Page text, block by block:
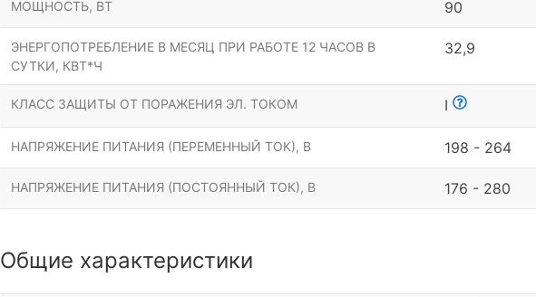
МОЩНОСТЬ, ВТ 90
ЭНЕРГОПОТРЕБЛЕНИЕ В МЕСЯЦ ПРИ РАБОТЕ 12 ЧАСОВ В
СУТКИ, КВТ*Ч
32,9
КЛАСС ЗАЩИТЫ ОТ ПОРАЖЕНИЯ ЭЛ. ТОКОМ I
НАПРЯЖЕНИЕ ПИТАНИЯ (ПЕРЕМЕННЫЙ ТОК), В 198 - 264
НАПРЯЖЕНИЕ ПИТАНИЯ (ПОСТОЯННЫЙ ТОК), В 176 - 280
Общие характеристики